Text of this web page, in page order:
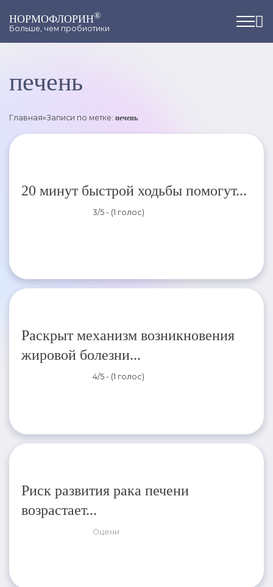
НОРМОФЛОРИН®
Больше, чем пробиотики
печень
Главная»Записи по метке: печень
20 минут быстрой ходьбы помогут...
3/5 - (1 голос)
Раскрыт механизм возникновения
жировой болезни...
4/5 - (1 голос)
Риск развития рака печени
возрастает...
Оцени